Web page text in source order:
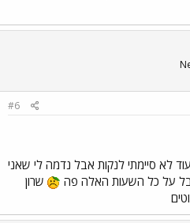
#6
לא סיימתי לנקות אבל נדמה לי שאני
על כל השעות האלה פה
שרון